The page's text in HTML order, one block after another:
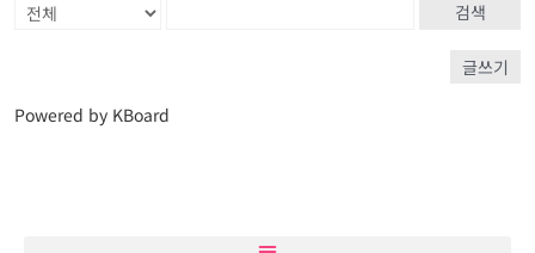
검색
글쓰기
Powered by KBoard